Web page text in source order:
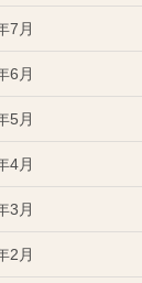
7月
6月
5月
4月
3月
2月